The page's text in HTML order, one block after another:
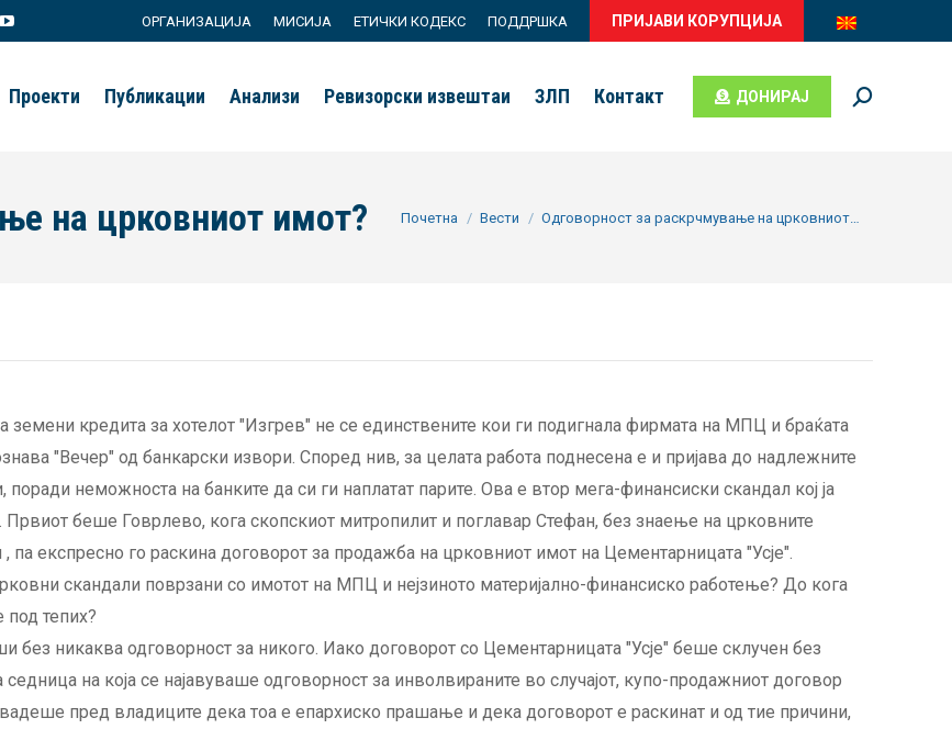
YouTube
opens
window
ОРГАНИЗАЦИЈА МИСИЈА ЕТИЧКИ КОДЕКС ПОДДРШКА ПРИЈАВИ КОРУПЦИЈА
Проекти Публикации Анализи Ревизорски извештаи ЗЛП Контакт ДОНИРАЈ Search:
на црковниот имот? You are here:
Почетна Вести Одговорност за раскрчмување на црковниот…
земени кредита за хотелот "Изгрев" не се единствените кои ги подигнала фирмата на МПЦ и браќата
"Вечер" од банкарски извори. Според нив, за целата работа поднесена е и пријава до надлежните
неможноста на банките да си ги наплатат парите. Ова е втор мега-финансиски скандал кој ја
беше Говрлево, кога скопскиот митропилит и поглавар Стефан, без знаење на црковните
па експресно го раскина договорот за продажба на црковниот имот на Цементарницата "Усје".
скандали поврзани со имотот на МПЦ и нејзиното материјално-финансиско работење? До кога
под тепих?
без никаква одговорност за никого. Иако договорот со Цементарницата "Усје" беше склучен без
на која се најавуваше одговорност за инволвираните во случајот, купо-продажниот договор
пред владиците дека тоа е епархиско прашање и дека договорот е раскинат и од тие причини,